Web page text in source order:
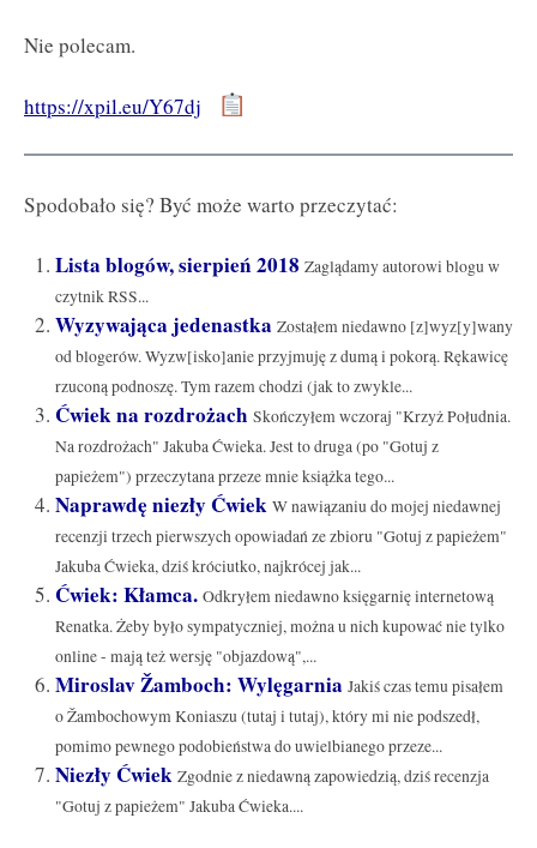
Nie polecam.
https://xpil.eu/Y67dj
Spodobało się? Być może warto przeczytać:
Lista blogów, sierpień 2018 Zaglądamy autorowi blogu w
czytnik RSS...
Wyzywająca jedenastka Zostałem niedawno [z]wyz[y]wany
od blogerów. Wyzw[isko]anie przyjmuję z dumą i pokorą. Rękawicę
rzuconą podnoszę. Tym razem chodzi (jak to zwykle...
Ćwiek na rozdrożach Skończyłem wczoraj "Krzyż Południa.
Na rozdrożach" Jakuba Ćwieka. Jest to druga (po "Gotuj z
papieżem") przeczytana przeze mnie książka tego...
Naprawdę niezły Ćwiek W nawiązaniu do mojej niedawnej
recenzji trzech pierwszych opowiadań ze zbioru "Gotuj z papieżem"
Jakuba Ćwieka, dziś króciutko, najkrócej jak...
Ćwiek: Kłamca. Odkryłem niedawno księgarnię internetową
Renatka. Żeby było sympatyczniej, można u nich kupować nie tylko
online - mają też wersję "objazdową",...
Miroslav Žamboch: Wylęgarnia Jakiś czas temu pisałem
o Žambochowym Koniaszu (tutaj i tutaj), który mi nie podszedł,
pomimo pewnego podobieństwa do uwielbianego przeze...
Niezły Ćwiek Zgodnie z niedawną zapowiedzią, dziś recenzja
"Gotuj z papieżem" Jakuba Ćwieka....